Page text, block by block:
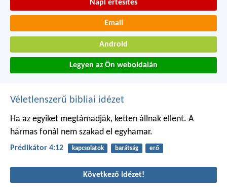
Napi értesítés
Email
Android
Legyen az Ön weboldalán
Véletlenszerű bibliai idézet
Ha az egyiket megtámadják, ketten állnak ellent. A
hármas fonál nem szakad el egyhamar.
Prédikátor 4:12 kapcsolatok barátság erő
Következő idézet!